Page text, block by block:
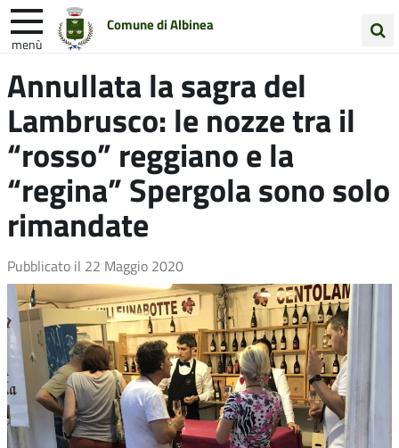
Comune di Albinea
menù
nel
sito
Entra in Comune Vivi Albinea
Unione Colline Matildiche
Annullata la sagra del
Lambrusco: le nozze tra il
“rosso” reggiano e la
“regina” Spergola sono solo
rimandate
Pubblicato il 22 Maggio 2020